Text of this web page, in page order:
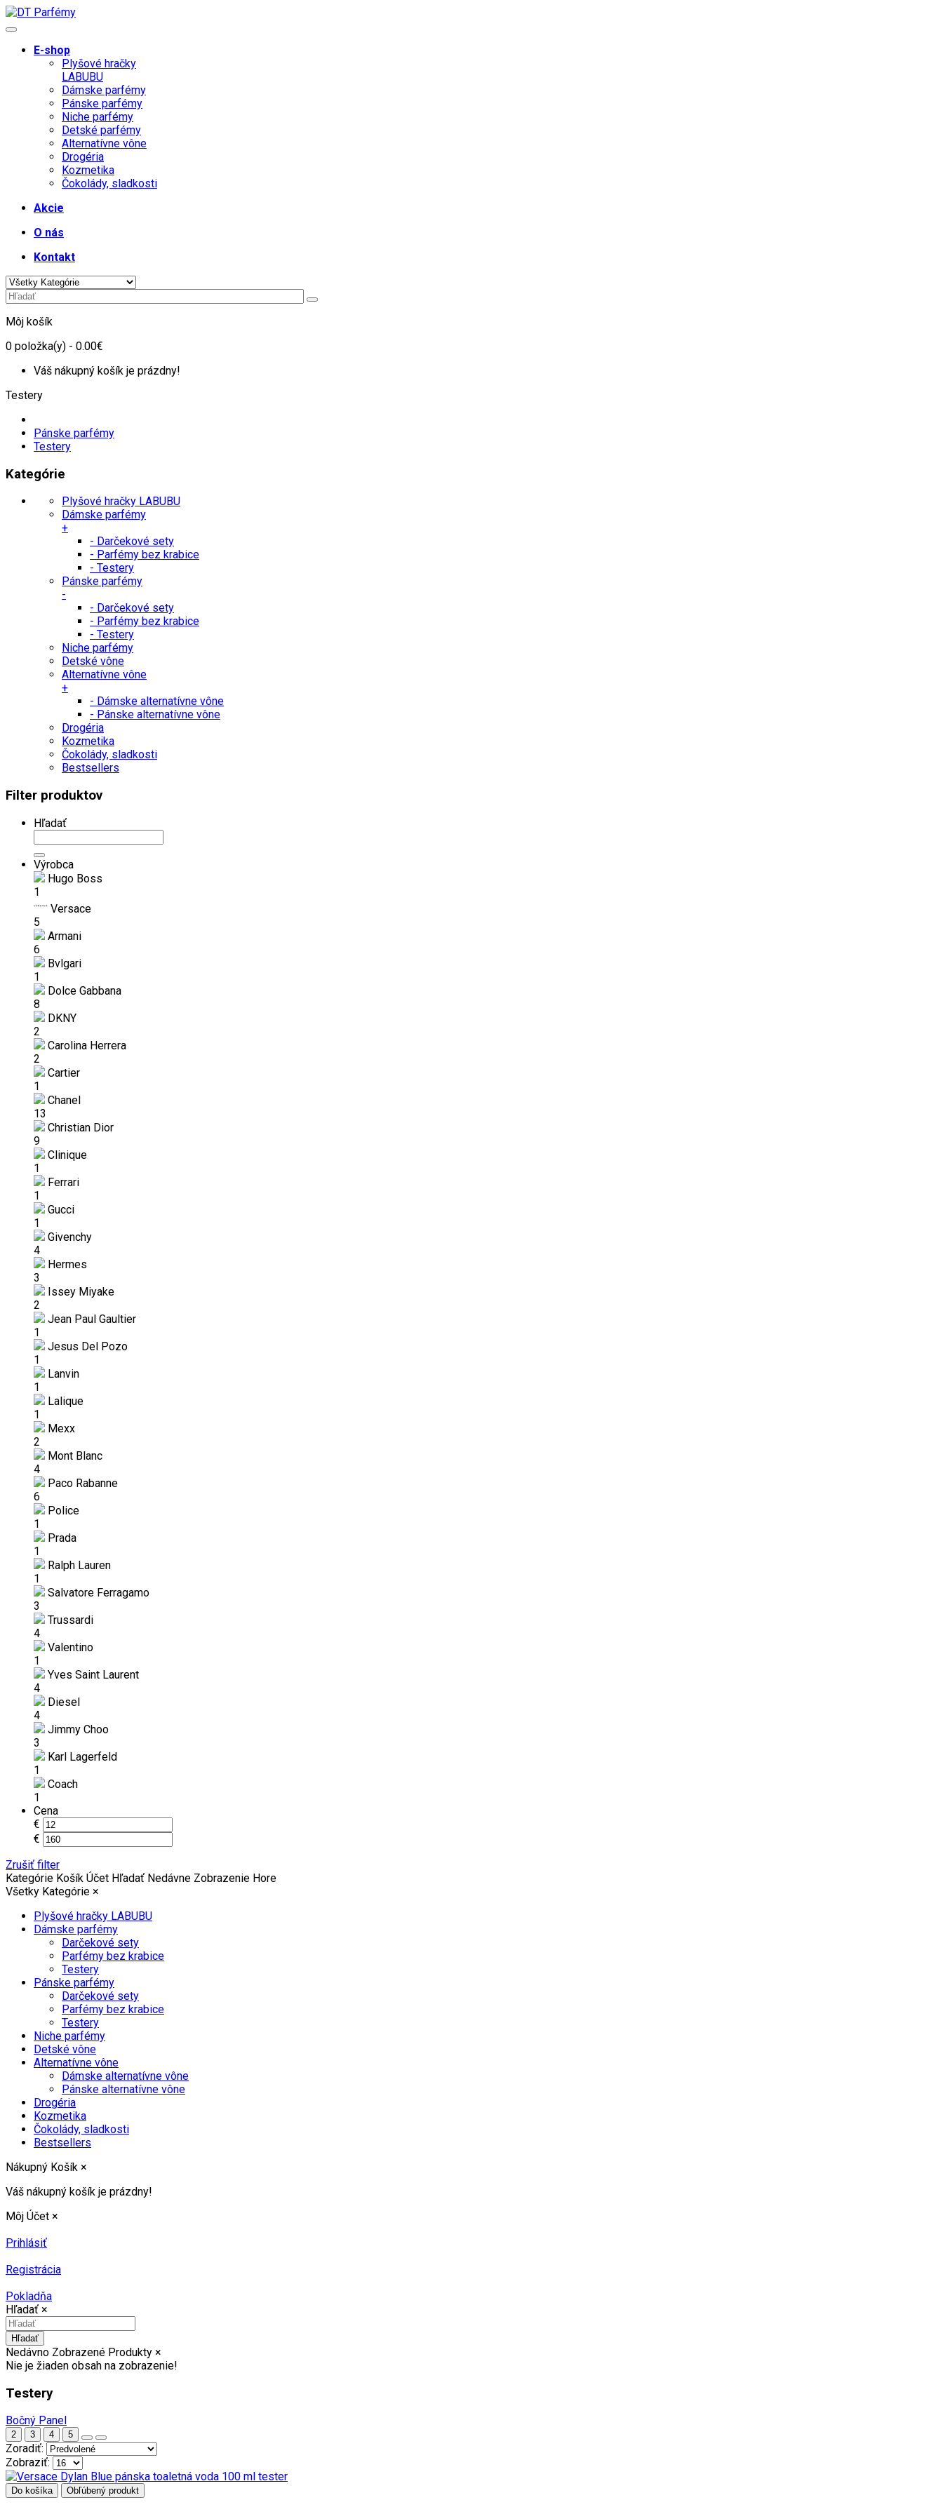
E-shop
Plyšové hračky
LABUBU
Dámske parfémy
Pánske parfémy
Niche parfémy
Detské parfémy
Alternatívne vône
Drogéria
Kozmetika
Čokolády, sladkosti
Akcie
O nás
Kontakt
Môj košík
0 položka(y) - 0.00€
Váš nákupný košík je prázdny!
Testery
Pánske parfémy
Testery
Kategórie
Plyšové hračky LABUBU
Dámske parfémy
+
- Darčekové sety
- Parfémy bez krabice
- Testery
Pánske parfémy
-
- Darčekové sety
- Parfémy bez krabice
- Testery
Niche parfémy
Detské vône
Alternatívne vône
+
- Dámske alternatívne vône
- Pánske alternatívne vône
Drogéria
Kozmetika
Čokolády, sladkosti
Bestsellers
Filter produktov
Hľadať
Výrobca
Hugo Boss
1
Versace
5
Armani
6
Bvlgari
1
Dolce Gabbana
8
DKNY
2
Carolina Herrera
2
Cartier
1
Chanel
13
Christian Dior
9
Clinique
1
Ferrari
1
Gucci
1
Givenchy
4
Hermes
3
Issey Miyake
2
Jean Paul Gaultier
1
Jesus Del Pozo
1
Lanvin
1
Lalique
1
Mexx
2
Mont Blanc
4
Paco Rabanne
6
Police
1
Prada
1
Ralph Lauren
1
Salvatore Ferragamo
3
Trussardi
4
Valentino
1
Yves Saint Laurent
4
Diesel
4
Jimmy Choo
3
Karl Lagerfeld
1
Coach
1
Cena
€
€
Zrušiť filter
Kategórie Košík Účet Hľadať Nedávne Zobrazenie Hore
Všetky Kategórie ×
Plyšové hračky LABUBU
Dámske parfémy
Darčekové sety
Parfémy bez krabice
Testery
Pánske parfémy
Darčekové sety
Parfémy bez krabice
Testery
Niche parfémy
Detské vône
Alternatívne vône
Dámske alternatívne vône
Pánske alternatívne vône
Drogéria
Kozmetika
Čokolády, sladkosti
Bestsellers
Nákupný Košík ×
Váš nákupný košík je prázdny!
Môj Účet ×
Prihlásiť
Registrácia
Pokladňa
Hľadať ×
Hľadať
Nedávno Zobrazené Produkty ×
Nie je žiaden obsah na zobrazenie!
Testery
Bočný Panel
2 3 4 5
Zoradiť:
Zobraziť:
Do košíka Obľúbený produkt